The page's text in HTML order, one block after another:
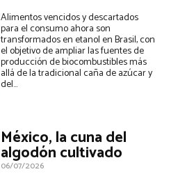
Alimentos vencidos y descartados
para el consumo ahora son
transformados en etanol en Brasil, con
el objetivo de ampliar las fuentes de
producción de biocombustibles más
allá de la tradicional caña de azúcar y
del...
México, la cuna del
algodón cultivado
06/07/2026